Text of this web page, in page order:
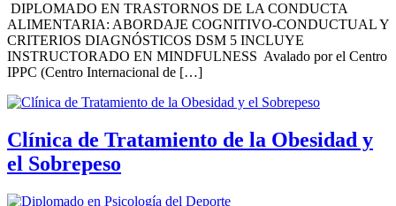
DIPLOMADO EN TRASTORNOS DE LA CONDUCTA
ALIMENTARIA: ABORDAJE COGNITIVO-CONDUCTUAL Y
CRITERIOS DIAGNÓSTICOS DSM 5 INCLUYE
INSTRUCTORADO EN MINDFULNESS Avalado por el Centro
IPPC (Centro Internacional de […]
Clínica de Tratamiento de la Obesidad y
el Sobrepeso